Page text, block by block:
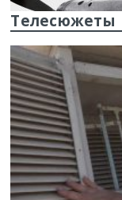
Телесюжеты